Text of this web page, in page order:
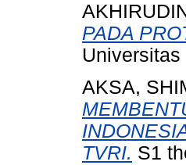
PADA
AKSA,
TVRI. S1